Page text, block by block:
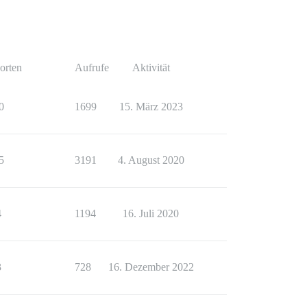
Aufrufe Aktivität
1699 15. März 2023
3191 4. August 2020
1194 16. Juli 2020
728 16. Dezember 2022